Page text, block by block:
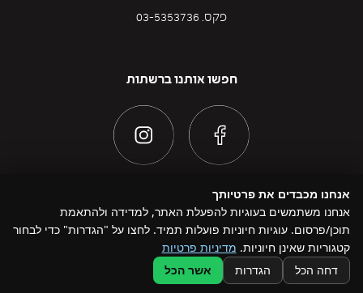
פקס. 03-5353736
חפשו אותנו ברשתות
@ כל הזכויות שמורות להדוניזם 2026
Design by Namelesspace
אנחנו מכבדים את פרטיותך
אנחנו משתמשים בעוגיות להפעלת האתר, למדידה ולהתאמת
תוכן/פרסום. עוגיות חיוניות פועלות תמיד. לחצו על "הגדרות" כדי לבחור
קטגוריות שאינן חיוניות. מדיניות פרטיות
דחה הכל
הגדרות אשר הכל